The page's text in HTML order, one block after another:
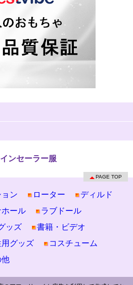
ンセーラー服
PAGE TOP
ョン ローター
ディルド
ホール
ラブドール
ッズ
書籍・ビデオ
グッズ
コスチューム
他